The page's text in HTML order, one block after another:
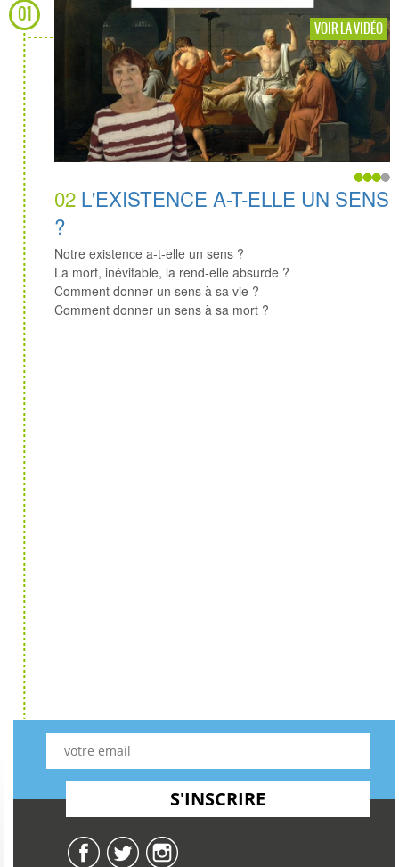
01
VOIR LA VIDÉO
02 L'EXISTENCE A-T-ELLE UN SENS
?
Notre existence a-t-elle un sens ?
La mort, inévitable, la rend-elle absurde ?
Comment donner un sens à sa vie ?
Comment donner un sens à sa mort ?